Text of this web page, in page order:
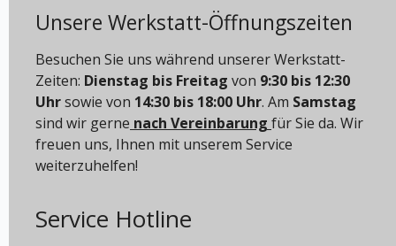
Unsere Werkstatt-Öffnungszeiten
Besuchen Sie uns während unserer Werkstatt-
Zeiten: Dienstag bis Freitag von 9:30 bis 12:30
Uhrsowie von 14:30 bis 18:00 Uhr. Am Samstag
sind wir gerne nach Vereinbarung für Sie da. Wir
freuen uns, Ihnen mit unserem Service
weiterzuhelfen!
Service Hotline